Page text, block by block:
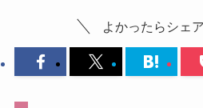
よかったらシェ